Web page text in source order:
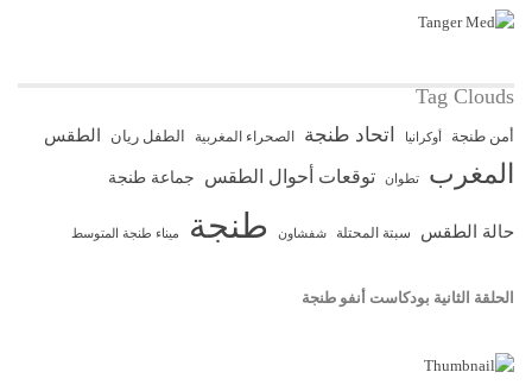
Tag Clouds
أمن طنجة أوكرانيا اتحاد طنجة الصحراء المغربية الطفل ريان الطقس
المغرب تطوان توقعات أحوال الطقس جماعة طنجة
حالة الطقس سبتة المحتلة شفشاون طنجة ميناء طنجة المتوسط
الحلقة الثانية بودكاست أنفو طنجة